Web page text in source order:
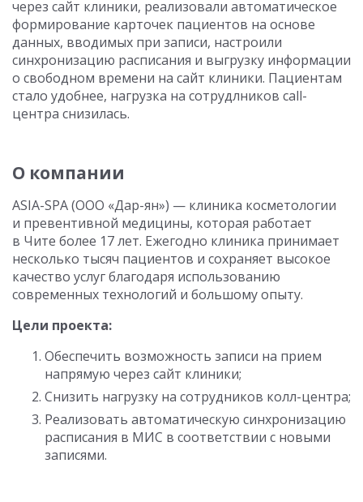
через сайт клиники, реализовали автоматическое
формирование карточек пациентов на основе
данных, вводимых при записи, настроили
синхронизацию расписания и выгрузку информации
о свободном времени на сайт клиники. Пациентам
стало удобнее, нагрузка на сотрудлников call-
центра снизилась.
О компании
ASIA-SPA (ООО «Дар-ян») — клиника косметологии
и превентивной медицины, которая работает
в Чите более 17 лет. Ежегодно клиника принимает
несколько тысяч пациентов и сохраняет высокое
качество услуг благодаря использованию
современных технологий и большому опыту.
Цели проекта:
Обеспечить возможность записи на прием
напрямую через сайт клиники;
Снизить нагрузку на сотрудников колл-центра;
Реализовать автоматическую синхронизацию
расписания в МИС в соответствии с новыми
записями.